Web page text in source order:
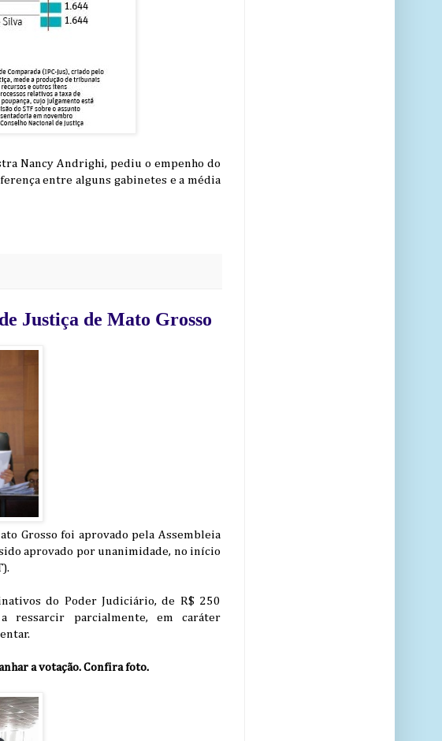
Nancy Andrighi, pediu o empenho do
entre alguns gabinetes e a média
Justiça de Mato Grosso
Grosso foi aprovado pela Assembleia
aprovado por unanimidade, no início
do Poder Judiciário, de R$ 250
ressarcir parcialmente, em caráter
a votação. Confira foto.